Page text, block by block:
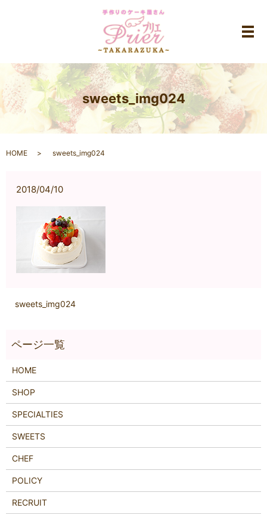
メ
sweets_img024
HOME sweets_img024
2018/04/10
sweets_img024
HOME
SHOP
SPECIALTIES
SWEETS
CHEF
POLICY
RECRUIT